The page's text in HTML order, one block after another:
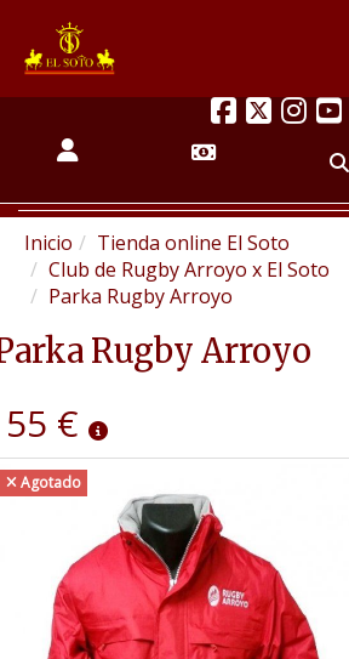
Inicio
Tienda online El Soto
Club de Rugby Arroyo x El Soto
Parka Rugby Arroyo
Rugby Arroyo
55 €
Agotado